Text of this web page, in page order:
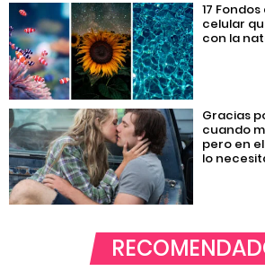
17
celular
con la
Gracias
cuando
pero en
lo